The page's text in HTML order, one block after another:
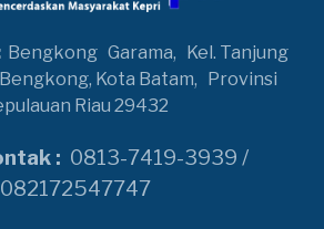
Bengkong Garama, Kel. Tanjung
Kota Batam, Provinsi
Riau 29432
: 0813-7419-3939 /
082172547747